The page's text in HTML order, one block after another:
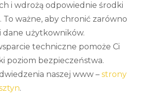
i wdrożą odpowiednie środki
To ważne, aby chronić zarówno
dane użytkowników.
techniczne pomoże Ci
poziom bezpieczeństwa.
naszej www – strony
.